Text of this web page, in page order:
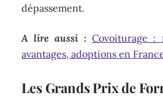
dépassement.
A lire aussi : Covoiturage :
avantages, adoptions en
Les Grands Prix de